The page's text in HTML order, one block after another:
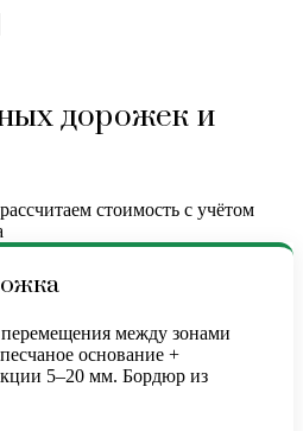
дорожек и
стоимость с учётом
между зонами
основание +
5–20 мм. Бордюр из